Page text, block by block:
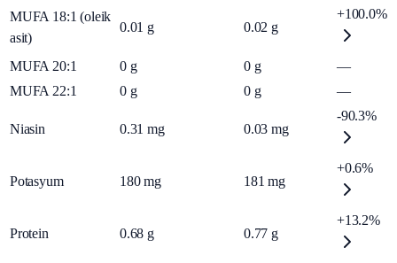
MUFA 18:1 (oleik
asit)
0.01 g 0.02 g
+100.0%
MUFA 20:1 0 g 0 g
—
MUFA 22:1
0 g 0 g —
Niasin 0.31 mg 0.03 mg
-90.3%
Potasyum 180 mg 181 mg
+0.6%
Protein 0.68 g 0.77 g
+13.2%